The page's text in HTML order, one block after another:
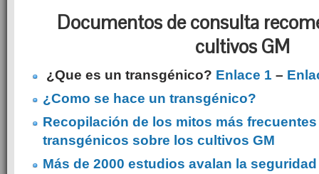
Documentos de consulta
cultivos GM
¿Que es un transgénico? Enlace 1 –
¿Como se hace un transgénico?
Recopilación de los mitos más
transgénicos sobre los cultivos GM
Más de 2000 estudios avalan la